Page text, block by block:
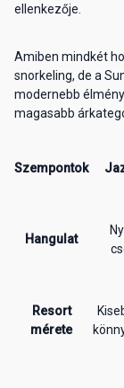
ellenkezője.
Amiben mindkét
snorkeling, de a
modernebb
magasabb
Szempontok
Hangulat
Resort
mérete